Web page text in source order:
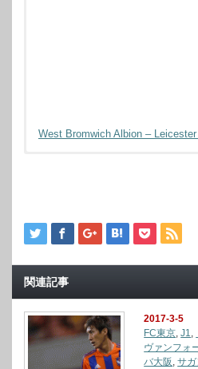
West Bromwich Albion –
関連記事
2017-3-5
FC東京 ,J1
ヴァンフォ
バ大阪 ,サ